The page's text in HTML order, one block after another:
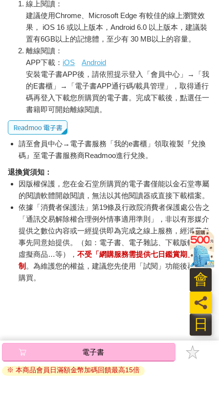
線上閱讀：
建議使用Chrome、Microsoft Edge 有較佳的線上瀏覽效
果， iOS 16 或以上版本，Android 6.0 以上版本，建議裝
置有6GB以上的記憶體，至少有 30 MB以上的容量。
離線閱讀：
APP下載： iOS
Android
安裝電子書APP後，請依照提示登入「會員中心」→「我
的E書櫃」→「電子書APP通行碼/載具管理」，取得通行
碼再登入下載您所購買的電子書。完成下載後，點選任一
書籍即可開始離線閱讀。
請至會員中心→電子書服務「我的e書櫃」領取複製『兌換
碼』至電子書服務商Readmoo進行兌換。
退換貨須知：
因版權保護，您在金石堂所購買的電子書僅能以金石堂專屬
的閱讀軟體開啟閱讀，無法以其他閱讀器或直接下載檔案。
依據「消費者保護法」第19條及行政院消費者保護處公告之
「通訊交易解除權合理例外情事適用準則」，非以有形媒介
提供之數位內容或一經提供即為完成之線上服務，經消費者
事先同意始提供。（如：電子書、電子雜誌、下載版軟體、
虛擬商品…等），不受「網購服務需提供七日鑑賞期」的限
制 。為維護您的權益，建議您先使用「試閱」功能後再付款
購買。
電子書
※ 本商品會員日滿額金幣加碼回饋最高15倍
日
員
會